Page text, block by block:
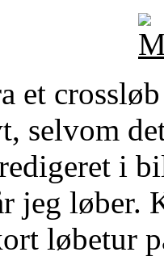
et
selvom
i
jeg løber.
løbetur